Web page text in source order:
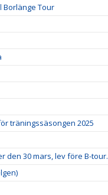
Borlänge Tour
träningssäsongen 2025
den 30 mars, lev före B-tour.